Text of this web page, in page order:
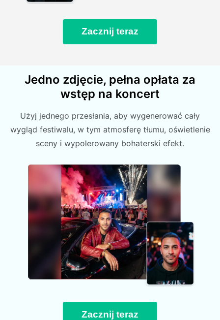
Zacznij teraz
Jedno zdjęcie, pełna opłata za
wstęp na koncert
Użyj jednego przesłania, aby wygenerować cały
wygląd festiwalu, w tym atmosferę tłumu, oświetlenie
sceny i wypolerowany bohaterski efekt.
Zacznij teraz